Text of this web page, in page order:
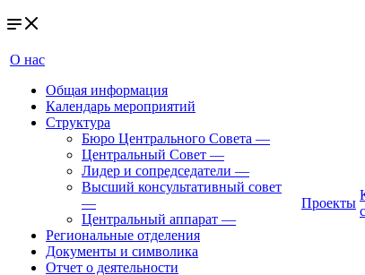
О нас
Общая информация
Календарь мероприятий
Структура
Бюро Центрального Совета —
Центральный Совет —
Лидер и сопредседатели —
Высший консультативный совет
—
Центральный аппарат —
Региональные отделения
Документы и символика
Отчет о деятельности
Проекты